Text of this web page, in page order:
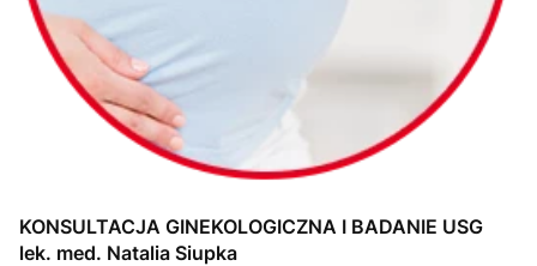
KONSULTACJA GINEKOLOGICZNA I BADANIE USG
lek. med. Natalia Siupka